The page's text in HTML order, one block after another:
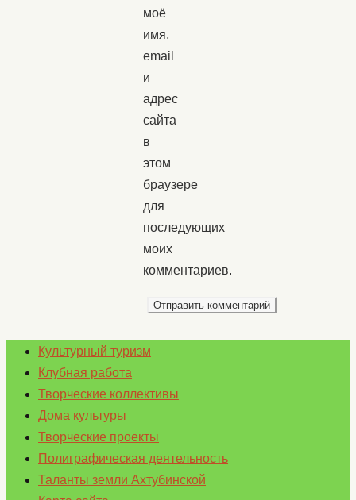
моё
имя,
email
и
адрес
сайта
в
этом
браузере
для
последующих
моих
комментариев.
Культурный туризм
Клубная работа
Творческие коллективы
Дома культуры
Творческие проекты
Полиграфическая деятельность
Таланты земли Ахтубинской